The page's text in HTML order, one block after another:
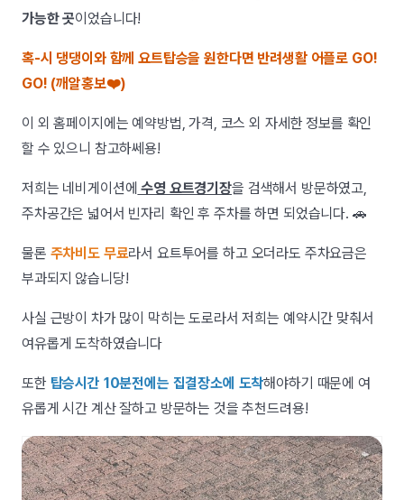
가능한 곳이었습니다!
혹-시 댕댕이와 함께 요트탑승을 원한다면 반려생활 어플로 GO!
GO! (깨알홍보❤️)
이 외 홈페이지에는 예약방법, 가격, 코스 외 자세한 정보를 확인
할 수 있으니 참고하쎄용!
저희는 네비게이션에 수영 요트경기장을 검색해서 방문하였고,
주차공간은 넓어서 빈자리 확인 후 주차를 하면 되었습니다. 🚗
물론 주차비도 무료라서 요트투어를 하고 오더라도 주차요금은
부과되지 않습니당!
사실 근방이 차가 많이 막히는 도로라서 저희는 예약시간 맞춰서
여유롭게 도착하였습니다
또한 탑승시간 10분전에는 집결장소에 도착해야하기 때문에 여
유롭게 시간 계산 잘하고 방문하는 것을 추천드려용!